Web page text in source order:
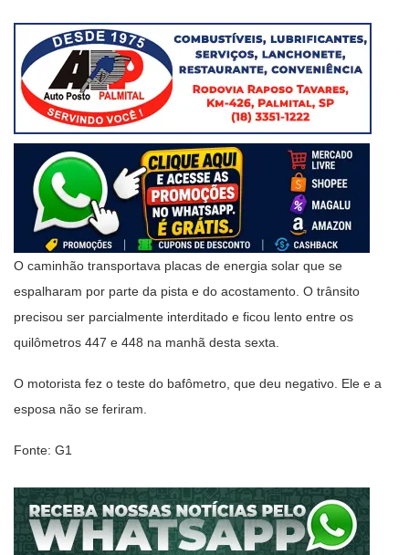
O caminhão transportava placas de energia solar que se
espalharam por parte da pista e do acostamento. O trânsito
precisou ser parcialmente interditado e ficou lento entre os
quilômetros 447 e 448 na manhã desta sexta.
O motorista fez o teste do bafômetro, que deu negativo. Ele e a
esposa não se feriram.
Fonte: G1